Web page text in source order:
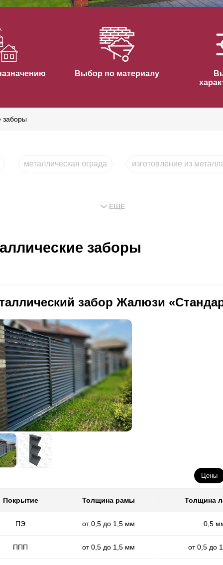
Готовые заборы
Быстровозводимые заборы
Выбор по материалу
заборы
металлическая ограда изготовление из
ЕЩЕ
заборы
забор Жалюзи
Цены
Покрытие Толщина рамы Толщина
ПЭ от 0,5 до 1,5 мм 0,5
ППП от 0,5 до 1,5 мм от 0,5 до